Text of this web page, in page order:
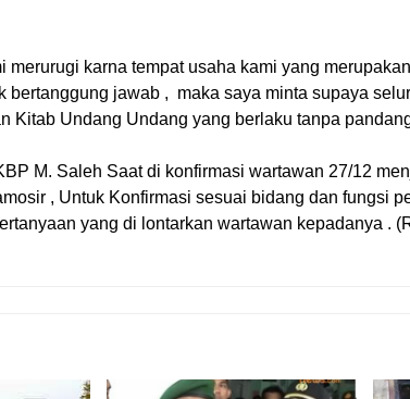
merurugi karna tempat usaha kami yang
bertanggung jawab , maka saya minta supaya
Kitab Undang Undang yang berlaku tanpa
M. Saleh Saat di konfirmasi wartawan 27/12
, Untuk Konfirmasi sesuai bidang dan fungsi
yang di lontarkan wartawan kepadanya .